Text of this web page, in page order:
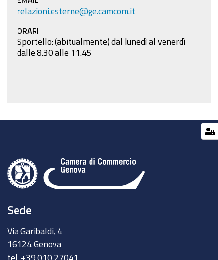
relazioni.esterne@ge.camcom.it
ORARI
Sportello: (abitualmente) dal lunedì al venerdì
dalle 8.30 alle 11.45
Sede
Via Garibaldi, 4
16124 Genova
tel. +39 010 27041